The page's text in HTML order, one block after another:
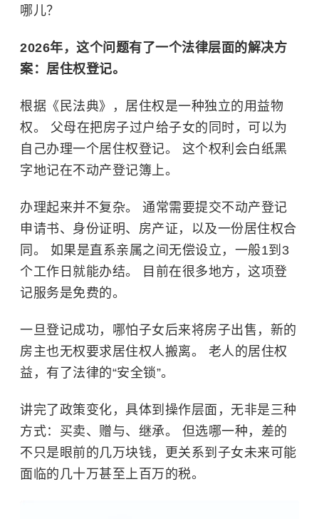
哪儿？
2026年，这个问题有了一个法律层面的解决方
案：居住权登记。
根据《民法典》，居住权是一种独立的用益物
权。 父母在把房子过户给子女的同时，可以为
自己办理一个居住权登记。 这个权利会白纸黑
字地记在不动产登记簿上。
办理起来并不复杂。 通常需要提交不动产登记
申请书、身份证明、房产证，以及一份居住权合
同。 如果是直系亲属之间无偿设立，一般1到3
个工作日就能办结。 目前在很多地方，这项登
记服务是免费的。
一旦登记成功，哪怕子女后来将房子出售，新的
房主也无权要求居住权人搬离。 老人的居住权
益，有了法律的“安全锁”。
讲完了政策变化，具体到操作层面，无非是三种
方式：买卖、赠与、继承。 但选哪一种，差的
不只是眼前的几万块钱，更关系到子女未来可能
面临的几十万甚至上百万的税。